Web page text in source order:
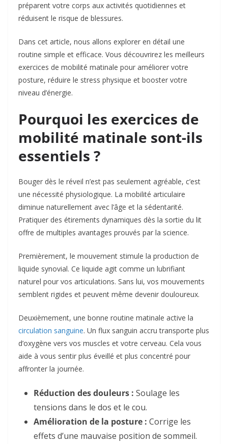
préparent votre corps aux activités quotidiennes et
réduisent le risque de blessures.
Dans cet article, nous allons explorer en détail une
routine simple et efficace. Vous découvrirez les meilleurs
exercices de mobilité matinale pour améliorer votre
posture, réduire le stress physique et booster votre
niveau d’énergie.
Pourquoi les exercices de
mobilité matinale sont-ils
essentiels ?
Bouger dès le réveil n’est pas seulement agréable, c’est
une nécessité physiologique. La mobilité articulaire
diminue naturellement avec l’âge et la sédentarité.
Pratiquer des étirements dynamiques dès la sortie du lit
offre de multiples avantages prouvés par la science.
Premièrement, le mouvement stimule la production de
liquide synovial. Ce liquide agit comme un lubrifiant
naturel pour vos articulations. Sans lui, vos mouvements
semblent rigides et peuvent même devenir douloureux.
Deuxièmement, une bonne routine matinale active la
circulation sanguine. Un flux sanguin accru transporte plus
d’oxygène vers vos muscles et votre cerveau. Cela vous
aide à vous sentir plus éveillé et plus concentré pour
affronter la journée.
Réduction des douleurs : Soulage les
tensions dans le dos et le cou.
Amélioration de la posture : Corrige les
effets d’une mauvaise position de sommeil.